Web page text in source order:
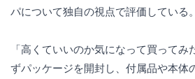
パについて独自の視点で評価している。
「高くていいのか気になって買ってみ
ずパッケージを開封し、付属品や本体